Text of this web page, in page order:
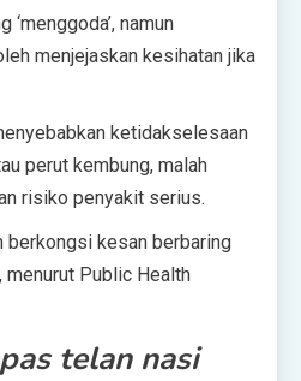
namun
menjejaskan kesihatan jika
ketidakselesaan
perut kembung, malah
risiko penyakit serius.
berkongsi kesan berbaring
Public Health
telan nasi